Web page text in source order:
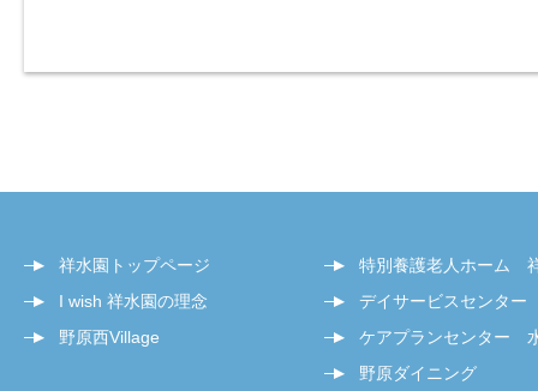
祥水園トップページ
I wish 祥水園の理念
野原西Village
特別養護老人ホーム
デイサービスセンタ
ケアプランセンター
野原ダイニング